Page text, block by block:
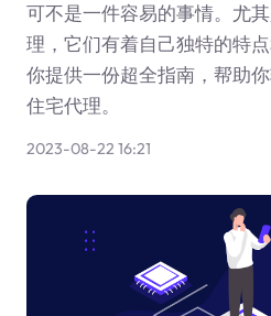
可不是一件容易的事情。尤
理，它们有着自己独特的特
你提供一份超全指南，帮助
住宅代理。
2023-08-22 16:21